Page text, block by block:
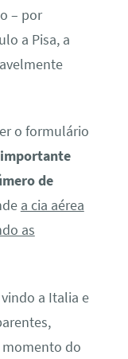
– por
a Pisa, a
o formulário
de
a cia aérea
as
a Italia e
do